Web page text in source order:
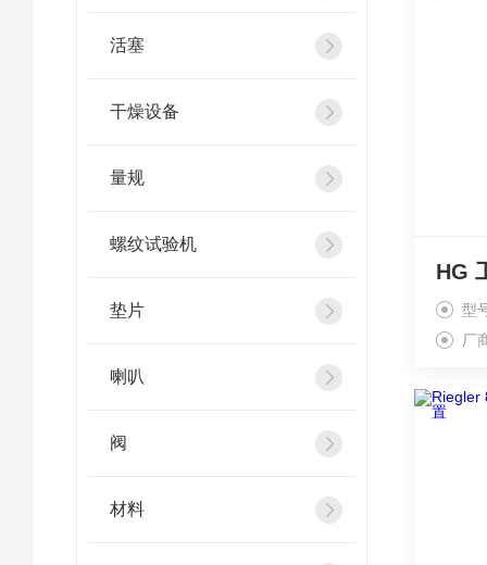
活塞
干燥设备
量规
螺纹试验机
垫片
喇叭
阀
材料
型
厂